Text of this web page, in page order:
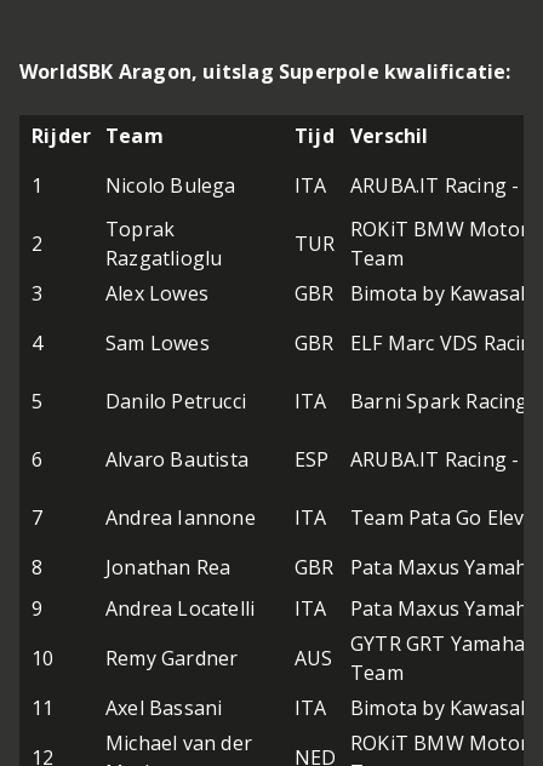
WorldSBK Aragon, uitslag Superpole kwalificatie:
Rijder Team Tijd
Verschil
1
Nicolo Bulega ITA ARUBA.IT Racing -
2
Toprak
Razgatlioglu
TUR
ROKiT BMW
Team
3
Alex Lowes GBR
Bimota by Kawasaki
4
Sam Lowes GBR ELF Marc VDS
5 Danilo Petrucci ITA Barni Spark Racing
6 Alvaro Bautista ESP ARUBA.IT Racing -
7 Andrea Iannone ITA
Team Pata Go
8
Jonathan Rea GBR
Pata Maxus Yamaha
9
Andrea Locatelli ITA
Pata Maxus Yamaha
10
Remy Gardner AUS
GYTR GRT Yamaha
Team
11
Axel Bassani ITA
Bimota by Kawasaki
12
Michael van der
NED
ROKiT BMW